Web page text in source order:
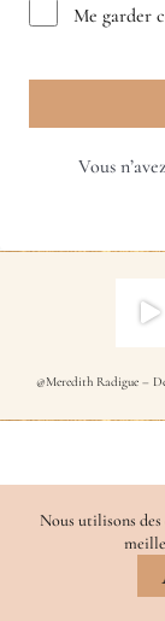
Nous utilisons
Me garder
Vous
@Meredith Radigue –